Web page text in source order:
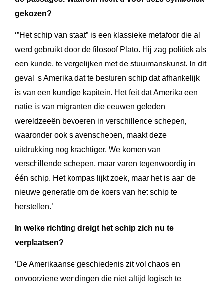
gekozen?
‘”Het schip van staat” is een klassieke metafoor die al
werd gebruikt door de filosoof Plato. Hij zag politiek als
een kunde, te vergelijken met de stuurmanskunst. In dit
geval is Amerika dat te besturen schip dat afhankelijk
is van een kundige kapitein. Het feit dat Amerika een
natie is van migranten die eeuwen geleden
wereldzeeën bevoeren in verschillende schepen,
waaronder ook slavenschepen, maakt deze
uitdrukking nog krachtiger. We komen van
verschillende schepen, maar varen tegenwoordig in
één schip. Het kompas lijkt zoek, maar het is aan de
nieuwe generatie om de koers van het schip te
herstellen.’
In welke richting dreigt het schip zich nu te
verplaatsen?
‘De Amerikaanse geschiedenis zit vol chaos en
onvoorziene wendingen die niet altijd logisch te